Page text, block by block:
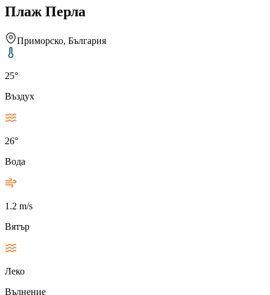
Плаж Перла
Приморско, България
25°
Въздух
26°
Вода
1.2 m/s
Вятър
Леко
Вълнение